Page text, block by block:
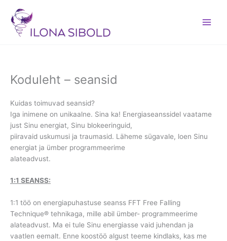
content
Koduleht – seansid
Kuidas toimuvad seansid?
Iga inimene on unikaalne. Sina ka! Energiaseanssidel vaatame
just Sinu energiat, Sinu blokeeringuid,
piiravaid uskumusi ja traumasid. Läheme sügavale, loen Sinu
energiat ja ümber programmeerime
alateadvust.
1:1 SEANSS:
1:1 töö on energiapuhastuse seanss FFT Free Falling
Technique® tehnikaga, mille abil ümber- programmeerime
alateadvust. Ma ei tule Sinu energiasse vaid juhendan ja
vaatlen eemalt. Enne koostöö algust teeme kindlaks, kas me